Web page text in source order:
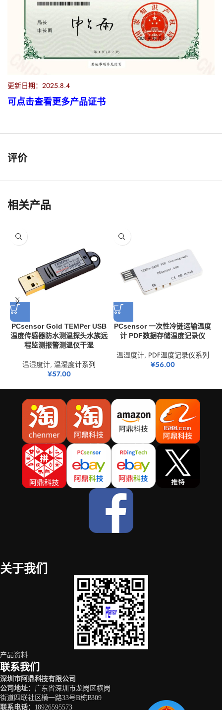
更新日期：2025.8.4
可点击查看更多产品证书
评价
相关产品
PCsensor Gold TEMPer USB
温度传感器防水测温探头水族远
程监测报警测温仪干湿
温湿度计,温湿度计系列
¥57.00
PCsensor 一次性冷链运输温度
计 PDF数据存储温度记录仪
温湿度计, PDF温度记录仪系列
¥56.00
关于我们
产品资料
联系我们
深圳市阿鼎科技有限公司
公司地址：
广东省深圳市龙岗区横岗
街道四联社区横一路33号B栋B309
联系电话： 18926595573